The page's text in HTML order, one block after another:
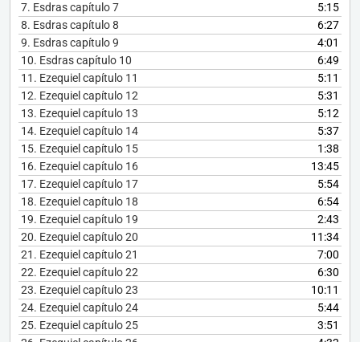
7. Esdras capítulo 7
5:15
8. Esdras capítulo 8
6:27
9. Esdras capítulo 9
4:01
10. Esdras capítulo 10
6:49
11. Ezequiel capítulo 11
5:11
12. Ezequiel capítulo 12
5:31
13. Ezequiel capítulo 13
5:12
14. Ezequiel capítulo 14
5:37
15. Ezequiel capítulo 15
1:38
16. Ezequiel capítulo 16
13:45
17. Ezequiel capítulo 17
5:54
18. Ezequiel capítulo 18
6:54
19. Ezequiel capítulo 19
2:43
20. Ezequiel capítulo 20
11:34
21. Ezequiel capítulo 21
7:00
22. Ezequiel capítulo 22
6:30
23. Ezequiel capítulo 23
10:11
24. Ezequiel capítulo 24
5:44
25. Ezequiel capítulo 25
3:51